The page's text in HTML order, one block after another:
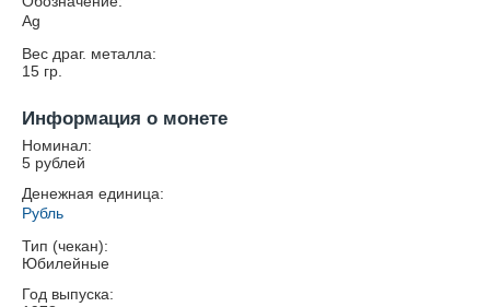
Ag
Вес драг. металла:
15 гр.
Информация о монете
Номинал:
5 рублей
Денежная единица:
Рубль
Тип (чекан):
Юбилейные
Год выпуска: